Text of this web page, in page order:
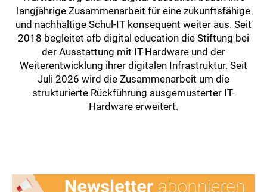
langjährige Zusammenarbeit für eine zukunftsfähige
und nachhaltige Schul-IT konsequent weiter aus. Seit
2018 begleitet afb digital education die Stiftung bei
der Ausstattung mit IT-Hardware und der
Weiterentwicklung ihrer digitalen Infrastruktur. Seit
Juli 2026 wird die Zusammenarbeit um die
strukturierte Rückführung ausgemusterter IT-
Hardware erweitert.